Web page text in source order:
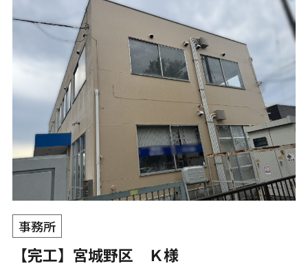
事務所
【完工】宮城野区 Ｋ様